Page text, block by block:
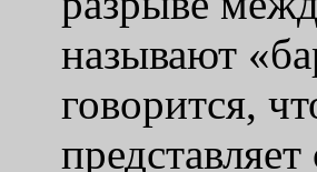
называют
говорится,